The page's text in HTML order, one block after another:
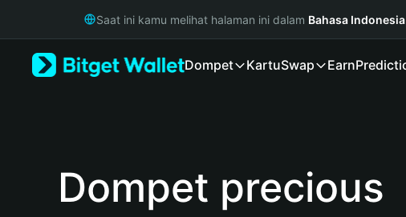
Русский
Saat ini kamu melihat halaman ini dalam Bahasa Indonesia
Dompet KartuSwap Earn
Dompet precious